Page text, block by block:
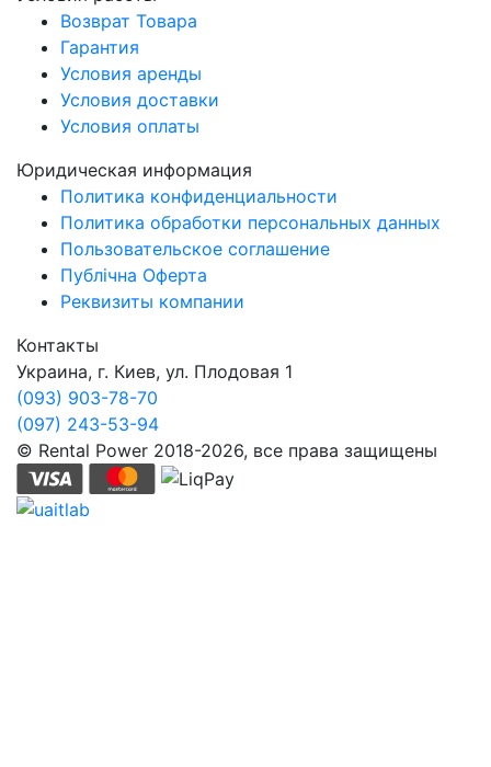
Возврат Товара
Гарантия
Условия аренды
Условия доставки
Условия оплаты
Юридическая информация
Политика конфиденциальности
Политика обработки персональных данных
Пользовательское соглашение
Публічна Оферта
Реквизиты компании
Контакты
Украина, г. Киев, ул. Плодовая 1
(093) 903-78-70
(097) 243-53-94
© Rental Power 2018-2026, все права защищены